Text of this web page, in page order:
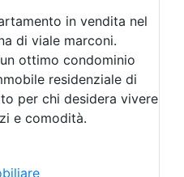
in vendita nel
di viale marconi.
ottimo condominio
residenziale di
per chi desidera vivere
e comodità.